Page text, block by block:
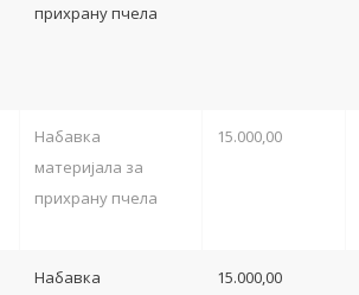
прихрану пчела
Набавка
материјала за
прихрану пчела
15.000,00
Набавка
15.000,00